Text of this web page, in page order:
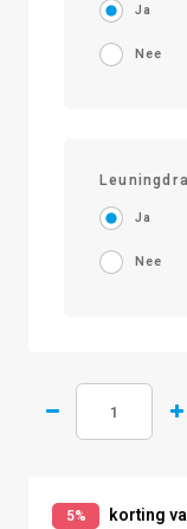
Ja
Nee
Ja
Nee
5% korting